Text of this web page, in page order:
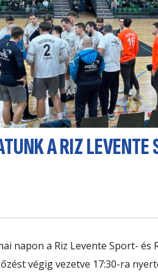
A RIZ LEVENTE
napon a Riz Levente Sport- és
végig vezetve 17:30-ra